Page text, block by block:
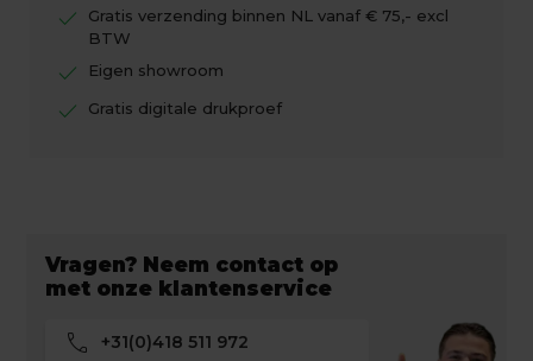
check
Gratis verzending binnen NL vanaf € 75,- excl
BTW
check Eigen showroom
check Gratis digitale drukproef
Vragen? Neem contact op
met onze klantenservice
call +31(0)418 511 972